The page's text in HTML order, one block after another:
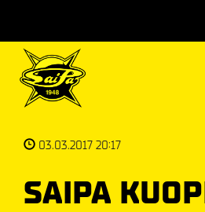
03.03.2017 20:17
SAIPA